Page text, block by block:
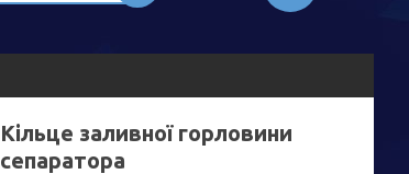
Кільце заливної горловини
сепаратора